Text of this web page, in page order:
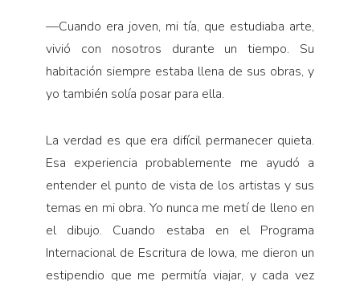
—Cuando era joven, mi tía, que estudiaba arte,
vivió con nosotros durante un tiempo. Su
habitación siempre estaba llena de sus obras, y
yo también solía posar para ella.
La verdad es que era difícil permanecer quieta.
Esa experiencia probablemente me ayudó a
entender el punto de vista de los artistas y sus
temas en mi obra. Yo nunca me metí de lleno en
el dibujo. Cuando estaba en el Programa
Internacional de Escritura de Iowa, me dieron un
estipendio que me permitía viajar, y cada vez